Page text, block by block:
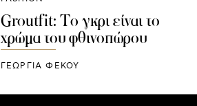
Groutfit: Το γκρι είναι το
χρώμα του φθινοπώρου
ΓΕΩΡΓΙΑ ΦΕΚΟΥ